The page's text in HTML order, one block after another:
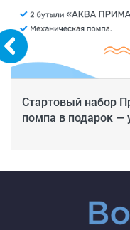
Стартовый набор
помпа в подарок —